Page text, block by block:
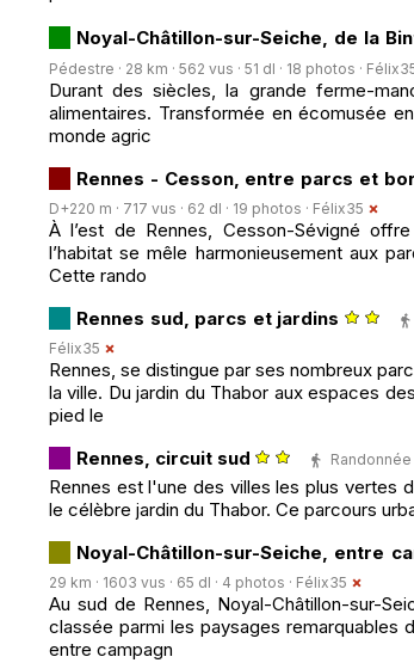
Noyal-Châtillon-sur-Seiche, de la
Pédestre · 28 km · 562 vus · 51 dl · 18 photos ·
Durant des siècles, la grande ferme-
alimentaires. Transformée en écomusée
monde agric
Rennes - Cesson, entre parcs et
D+220 m · 717 vus · 62 dl · 19 photos · Félix35
À l’est de Rennes, Cesson-Sévigné
l’habitat se mêle harmonieusement aux
Cette rando
Rennes sud, parcs et jardins
Félix35
Rennes, se distingue par ses nombreux
la ville. Du jardin du Thabor aux espaces
pied le
Rennes, circuit sud
Randonnée
Rennes est l'une des villes les plus vertes
le célèbre jardin du Thabor. Ce parcours
Noyal-Châtillon-sur-Seiche, entre
29 km · 1603 vus · 65 dl · 4 photos · Félix35
Au sud de Rennes, Noyal-Châtillon-sur-
classée parmi les paysages remarquables
entre campagn